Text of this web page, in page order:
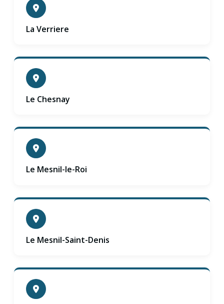
La Verriere
Le Chesnay
Le Mesnil-le-Roi
Le Mesnil-Saint-Denis